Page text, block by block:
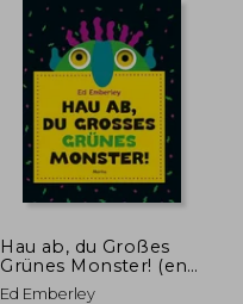
40%
dcto.
Hau ab, du Großes
Grünes Monster! (en
Alemán)
Ed Emberley